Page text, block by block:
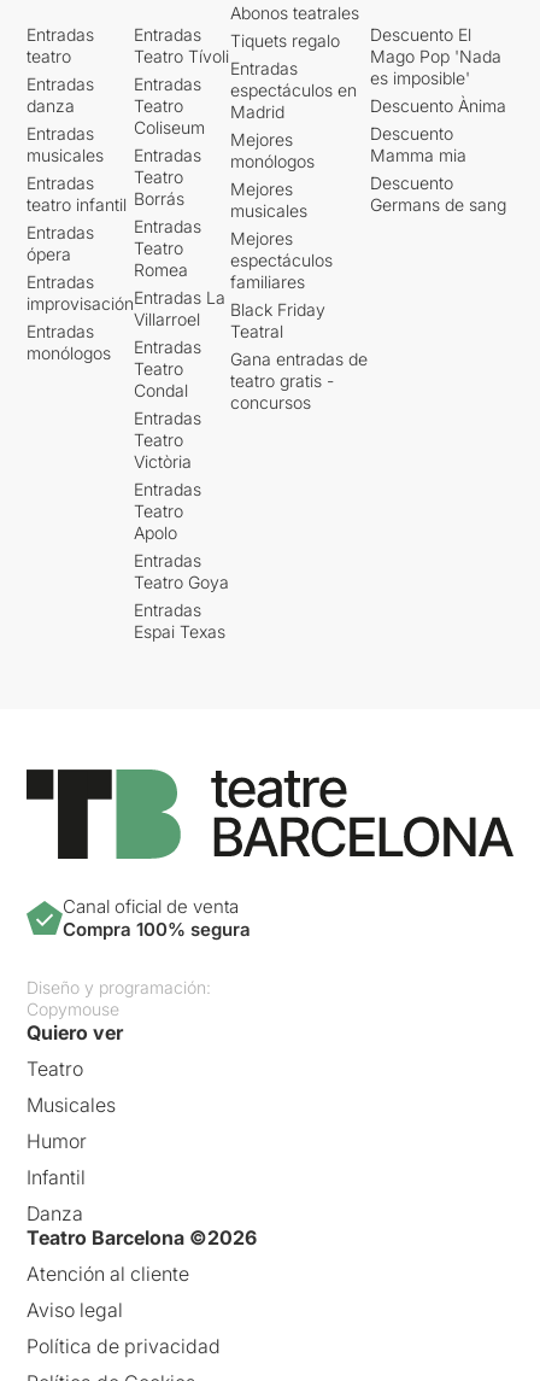
Entradas
teatro
Entradas
danza
Entradas
musicales
Entradas
teatro infantil
Entradas
ópera
Entradas
improvisación
Entradas
monólogos
Entradas
Teatro Tívoli
Entradas
Teatro
Coliseum
Entradas
Teatro
Borrás
Entradas
Teatro
Romea
Entradas La
Villarroel
Entradas
Teatro
Condal
Entradas
Teatro
Victòria
Entradas
Teatro
Apolo
Entradas
Teatro Goya
Entradas
Espai Texas
Abonos teatrales
Tiquets regalo
Entradas
espectáculos en
Madrid
Mejores
monólogos
Mejores
musicales
Mejores
espectáculos
familiares
Black Friday
Teatral
Gana entradas de
teatro gratis -
concursos
Descuento El
Mago Pop 'Nada
es imposible'
Descuento Ànima
Descuento
Mamma mia
Descuento
Germans de sang
Canal oficial de venta
Compra 100% segura
Diseño y programación:
Copymouse
Quiero ver
Teatro
Musicales
Humor
Infantil
Danza
Teatro Barcelona ©2026
Atención al cliente
Aviso legal
Política de privacidad